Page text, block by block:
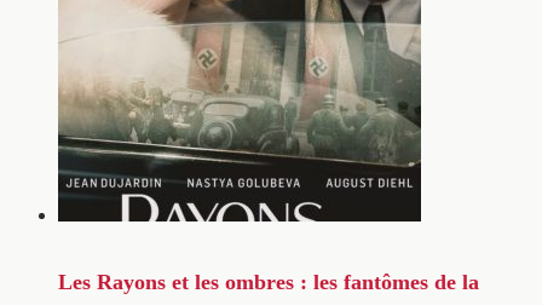
Les Rayons et les ombres : les fantômes de la